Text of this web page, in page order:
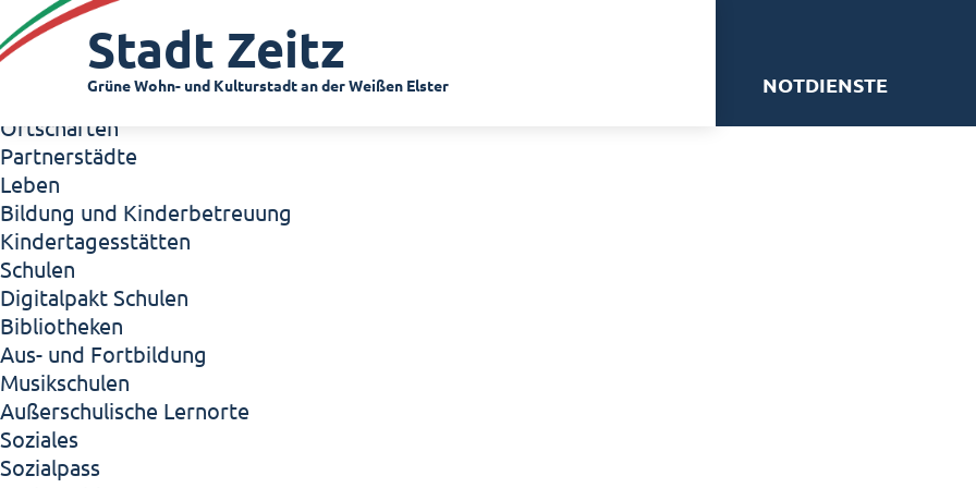
Zeitz - Die Kleinstadt
Willkommen in Zeitz!
Interview mit Oberbürgermeister Christian Thieme
Zeitz - Stadt der Zukunft
Ortschaften
Partnerstädte
Leben
Bildung und Kinderbetreuung
Kindertagesstätten
Schulen
Digitalpakt Schulen
Bibliotheken
Aus- und Fortbildung
Musikschulen
Außerschulische Lernorte
Soziales
Sozialpass
Stadt Zeitz
Grüne Wohn- und Kulturstadt an der Weißen Elster NOTDIENSTE